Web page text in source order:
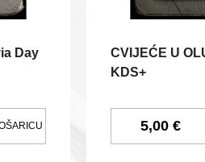
Day
CVIJEĆE U
KDS+
5,00 €